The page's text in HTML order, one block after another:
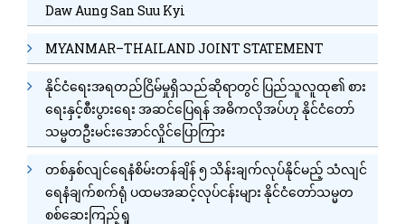
Daw Aung San Suu Kyi
MYANMAR–THAILAND JOINT STATEMENT
နိုင်ငံရေးအရတည်ငြိမ်မှုရှိသည်ဆိုရာတွင် ပြည်သူလူထု၏ စား
ရေးနှင့်စီးပွားရေး အဆင်ပြေရန် အဓိကလိုအပ်ဟု နိုင်ငံတော်
သမ္မတဦးမင်းအောင်လှိုင်ပြောကြား
တစ်နှစ်လျင်ရေနံစိမ်းတန်ချိန် ၅ သိန်းချက်လုပ်နိုင်မည့် သံလျင်
ရေနံချက်စက်ရုံ ပထမအဆင့်လုပ်ငန်းများ နိုင်ငံတော်သမ္မတ
စစ်ဆေးကြည့်ရှု